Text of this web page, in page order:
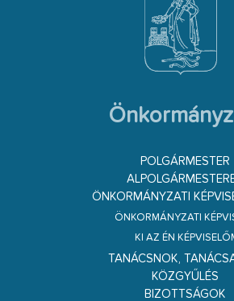
POLGÁRMESTER
ÖNKORMÁNYZATI
ÖNKORMÁNYZATI
KI AZ ÉN
TANÁCSNOK,
KÖZGYŰLÉS
BIZOTTSÁGOK